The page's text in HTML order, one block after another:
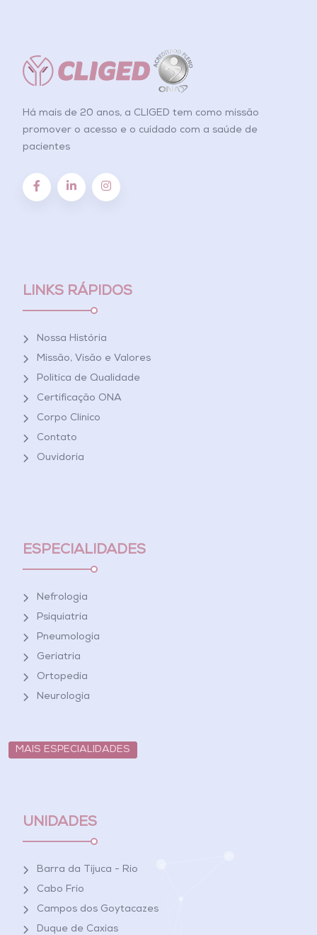
Há mais de 20 anos, a CLIGED tem como missão
promover o acesso e o cuidado com a saúde de
pacientes
LINKS RÁPIDOS
Nossa História
Missão, Visão e Valores
Política de Qualidade
Certificação ONA
Corpo Clínico
Contato
Ouvidoria
ESPECIALIDADES
Nefrologia
Psiquiatria
Pneumologia
Geriatria
Ortopedia
Neurologia
MAIS ESPECIALIDADES
UNIDADES
Barra da Tijuca - Rio
Cabo Frio
Campos dos Goytacazes
Duque de Caxias